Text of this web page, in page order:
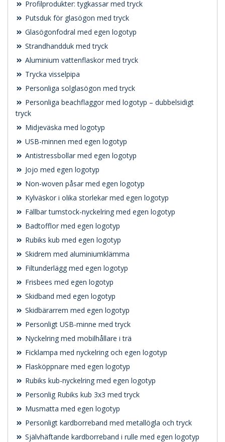
Profilprodukter: tygkassar med tryck
Putsduk för glasögon med tryck
Glasögonfodral med egen logotyp
Strandhandduk med tryck
Aluminium vattenflaskor med tryck
Trycka visselpipa
Personliga solglasögon med tryck
Personliga beachflaggor med logotyp – dubbelsidigt
tryck
Midjeväska med logotyp
USB-minnen med egen logotyp
Antistressbollar med egen logotyp
Jojo med egen logotyp
Non-woven påsar med egen logotyp
Kylväskor i olika storlekar med egen logotyp
Fällbar tumstock-nyckelring med egen logotyp
Badtofflor med egen logotyp
Rubiks kub med egen logotyp
Skidrem med aluminiumklämma
Filtunderlägg med egen logotyp
Frisbees med egen logotyp
Skidband med egen logotyp
Skidbärarrem med egen logotyp
Personligt USB-minne med tryck
Nyckelring med mobilhållare i trä
Ficklampa med nyckelring och egen logotyp
Flasköppnare med egen logotyp
Rubiks kub-nyckelring med egen logotyp
Personlig Rubiks kub 3x3 med tryck
Musmatta med egen logotyp
Personligt kardborreband med metallögla och tryck
Självhäftande kardborreband i rulle med egen logotyp